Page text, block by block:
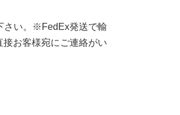
さい。※FedEx発送で輸
お客様宛にご連絡がい